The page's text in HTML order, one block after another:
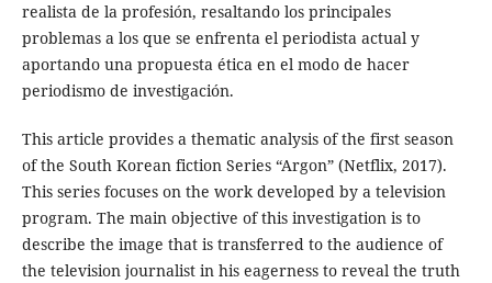
realista de la profesión, resaltando los principales
problemas a los que se enfrenta el periodista actual y
aportando una propuesta ética en el modo de hacer
periodismo de investigación.
This article provides a thematic analysis of the first season
of the South Korean fiction Series “Argon” (Netflix, 2017).
This series focuses on the work developed by a television
program. The main objective of this investigation is to
describe the image that is transferred to the audience of
the television journalist in his eagerness to reveal the truth